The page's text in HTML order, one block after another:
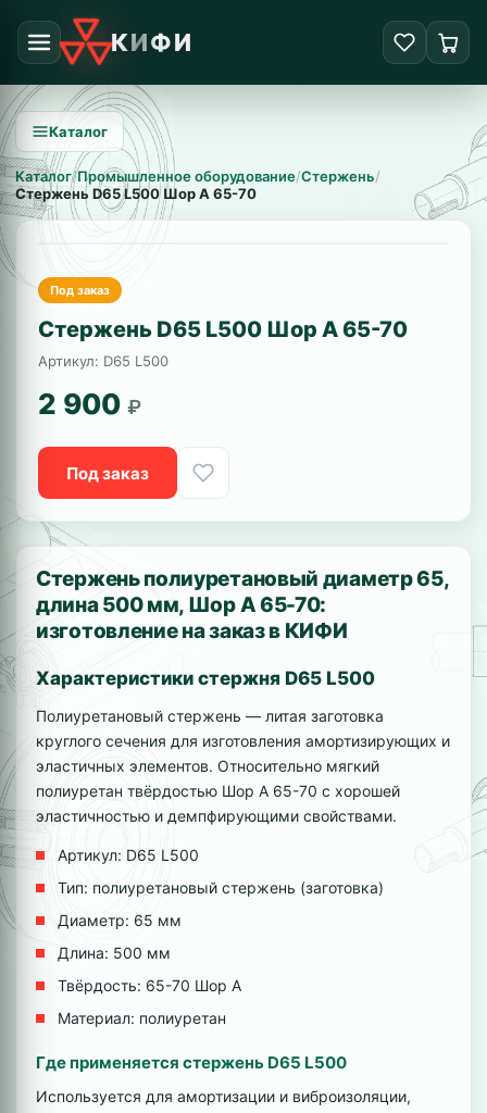
КИФИ
Каталог
Каталог/Промышленное оборудование/Стержень/
Стержень D65 L500 Шор А 65-70
Под заказ
Стержень D65 L500 Шор А 65-70
Артикул: D65 L500
2 900 ₽
Под заказ
Стержень полиуретановый диаметр 65,
длина 500 мм, Шор А 65-70:
изготовление на заказ в КИФИ
Характеристики стержня D65 L500
Полиуретановый стержень — литая заготовка
круглого сечения для изготовления амортизирующих и
эластичных элементов. Относительно мягкий
полиуретан твёрдостью Шор А 65-70 с хорошей
эластичностью и демпфирующими свойствами.
Артикул: D65 L500
Тип: полиуретановый стержень (заготовка)
Диаметр: 65 мм
Длина: 500 мм
Твёрдость: 65-70 Шор А
Материал: полиуретан
Где применяется стержень D65 L500
Используется для амортизации и виброизоляции,